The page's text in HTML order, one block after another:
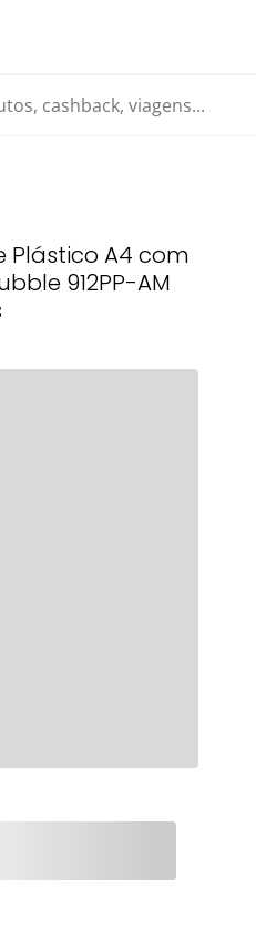
viagens...
Plástico A4 com
912PP-AM